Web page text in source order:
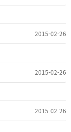
2015-02-26
2015-02-26
2015-02-26